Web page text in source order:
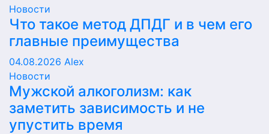
Новости
Что такое метод ДПДГ и в чем его
главные преимущества
04.08.2026 Alex
Новости
Мужской алкоголизм: как
заметить зависимость и не
упустить время